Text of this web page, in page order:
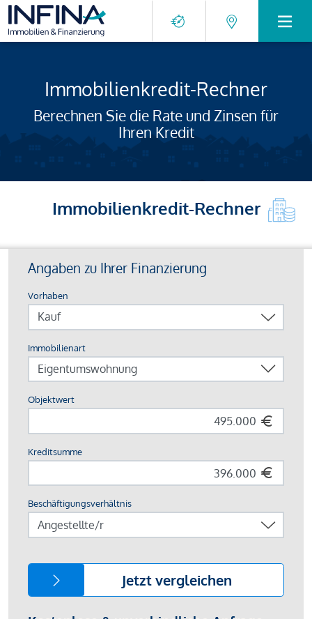
Immobilienkredit-Rechner
Berechnen Sie die Rate und Zinsen für
Ihren Kredit
Immobilienkredit-Rechner